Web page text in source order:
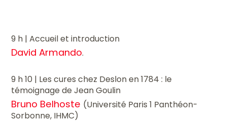
9 h | Accueil et introduction
David Armando.
9 h 10 | Les cures chez Deslon en 1784 : le
témoignage de Jean Goulin
Bruno Belhoste (Université Paris 1 Panthéon-
Sorbonne, IHMC)